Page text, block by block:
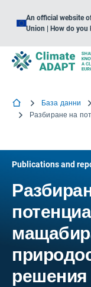
An official website
Union | How do you
База данни
Publications and
решения